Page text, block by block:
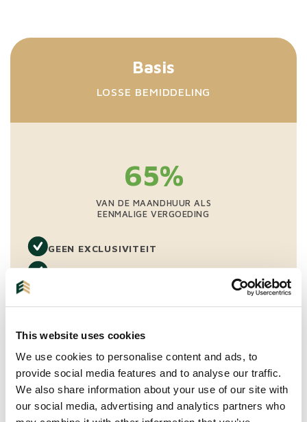
This website uses cookies
We use cookies to personalise content and ads, to
provide social media features and to analyse our traffic.
We also share information about your use of our site with
our social media, advertising and analytics partners who
Basis
LOSSE BEMIDDELING
65%
VAN DE MAANDHUUR ALS
EENMALIGE VERGOEDING
GEEN EXCLUSIVITEIT
SLEUTELOVERDRACHT INCLUSIEF BEGIN
Meer informatie